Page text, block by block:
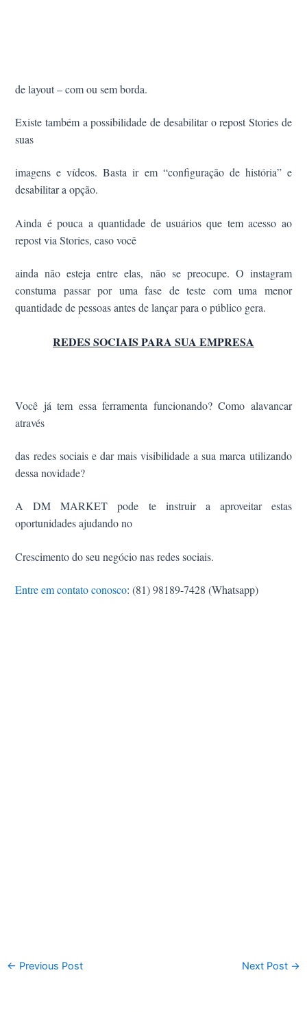
de layout – com ou sem borda.
Existe também apossibilidade de desabilitar o repostStoriesde
suas
imagens e vídeos. Basta ir em “configuração de história” e
desabilitar a opção.
Ainda é pouca a quantidade de usuários que tem acesso ao
repost via Stories, caso você
ainda não esteja entre elas, não se preocupe. O instagram
constuma passar por uma fase de teste com uma menor
quantidade de pessoas antes de lançar para o público gera.
REDES SOCIAIS PARA SUA EMPRESA
Você já tem essa ferramenta funcionando? Como alavancar
através
das redes sociais e dar mais visibilidade a sua marca utilizando
dessa novidade?
A DM MARKET pode te instruir a aproveitar estas
oportunidades ajudando no
Crescimentodo seu negócio nas redes sociais.
Entre em contato conosco: (81) 98189-7428 (Whatsapp)
← Previous Post Next Post →